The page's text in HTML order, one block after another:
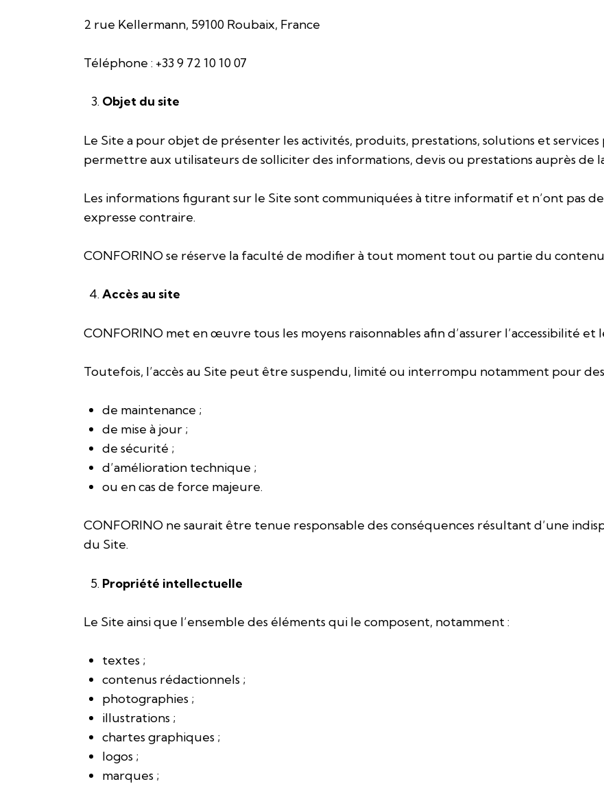
2 rue Kellermann, 59100 Roubaix, France
Téléphone : +33 9 72 10 10 07
Objet du site
Le Site a pour objet de présenter les activités, produits, prestations, solutions et services
permettre aux utilisateurs de solliciter des informations, devis ou prestations auprès de
Les informations figurant sur le Site sont communiquées à titre informatif et n’ont pas
expresse contraire.
CONFORINO se réserve la faculté de modifier à tout moment tout ou partie du contenu
Accès au site
CONFORINO met en œuvre tous les moyens raisonnables afin d’assurer l’accessibilité
Toutefois, l’accès au Site peut être suspendu, limité ou interrompu notamment pour des
de maintenance ;
de mise à jour ;
de sécurité ;
d’amélioration technique ;
ou en cas de force majeure.
CONFORINO ne saurait être tenue responsable des conséquences résultant d’une
du Site.
Propriété intellectuelle
Le Site ainsi que l’ensemble des éléments qui le composent, notamment :
textes ;
contenus rédactionnels ;
photographies ;
illustrations ;
chartes graphiques ;
logos ;
marques ;